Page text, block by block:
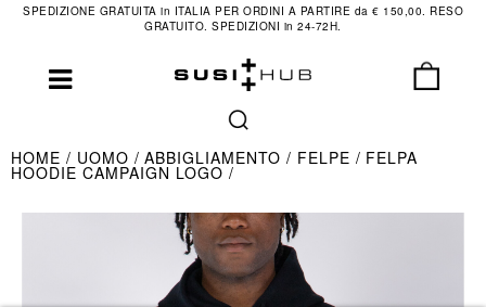
SPEDIZIONE GRATUITA in ITALIA PER ORDINI A PARTIRE da € 150,00. RESO
GRATUITO. SPEDIZIONI in 24-72H.
HOME UOMO ABBIGLIAMENTO FELPE FELPA
HOODIE CAMPAIGN LOGO